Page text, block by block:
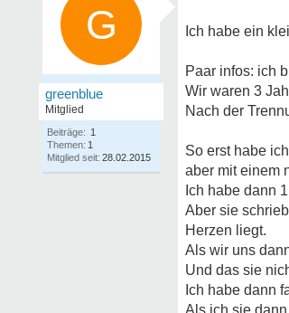
G
greenblue
Mitglied
Beiträge: 1
Themen: 1
Mitglied seit: 28.02.2015
Ich habe ein
Paar infos: ich
Wir waren 3
Nach der
So erst habe
aber mit einem
Ich habe dann
Aber sie
Herzen liegt.
Als wir uns
Und das sie
Ich habe dann
Als ich sie